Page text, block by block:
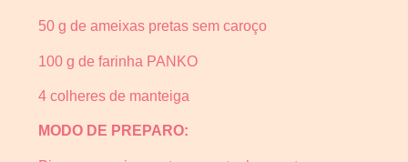
50 g de ameixas pretas sem caroço
100 g de farinha PANKO
4 colheres de manteiga
MODO DE PREPARO: